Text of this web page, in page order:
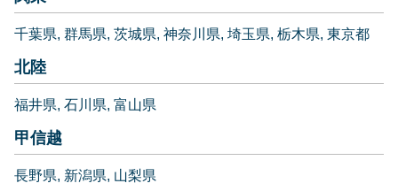
千葉県 群馬県 茨城県 神奈川県 埼玉県 栃木県 東京都
北陸
福井県 石川県 富山県
甲信越
長野県 新潟県 山梨県